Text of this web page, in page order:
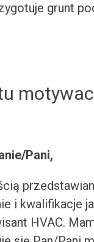
grunt
Pani,
i kwalifikacje
HVAC.